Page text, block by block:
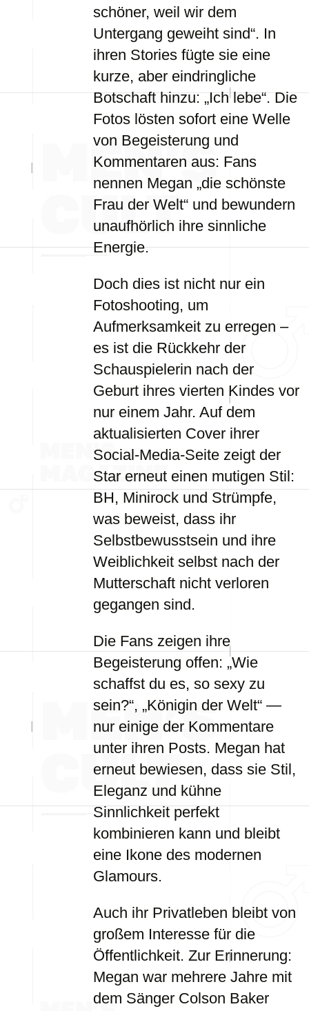
schöner, weil wir dem
Untergang geweiht sind“. In
ihren Stories fügte sie eine
kurze, aber eindringliche
Botschaft hinzu: „Ich lebe“. Die
Fotos lösten sofort eine Welle
von Begeisterung und
Kommentaren aus: Fans
nennen Megan „die schönste
Frau der Welt“ und bewundern
unaufhörlich ihre sinnliche
Energie.
Doch dies ist nicht nur ein
Fotoshooting, um
Aufmerksamkeit zu erregen –
es ist die Rückkehr der
Schauspielerin nach der
Geburt ihres vierten Kindes vor
nur einem Jahr. Auf dem
aktualisierten Cover ihrer
Social-Media-Seite zeigt der
Star erneut einen mutigen Stil:
BH, Minirock und Strümpfe,
was beweist, dass ihr
Selbstbewusstsein und ihre
Weiblichkeit selbst nach der
Mutterschaft nicht verloren
gegangen sind.
Die Fans zeigen ihre
Begeisterung offen: „Wie
schaffst du es, so sexy zu
sein?“, „Königin der Welt“ —
nur einige der Kommentare
unter ihren Posts. Megan hat
erneut bewiesen, dass sie Stil,
Eleganz und kühne
Sinnlichkeit perfekt
kombinieren kann und bleibt
eine Ikone des modernen
Glamours.
Auch ihr Privatleben bleibt von
großem Interesse für die
Öffentlichkeit. Zur Erinnerung:
Megan war mehrere Jahre mit
dem Sänger Colson Baker